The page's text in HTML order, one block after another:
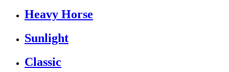
Heavy Horse
Sunlight
Classic